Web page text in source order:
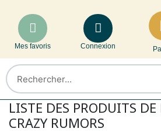
Mes favoris Connexion
LISTE DES PRODUITS
CRAZY RUMORS